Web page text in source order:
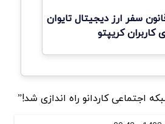
سفر ارز دیجیتال تایوان
کاربران کریپتو